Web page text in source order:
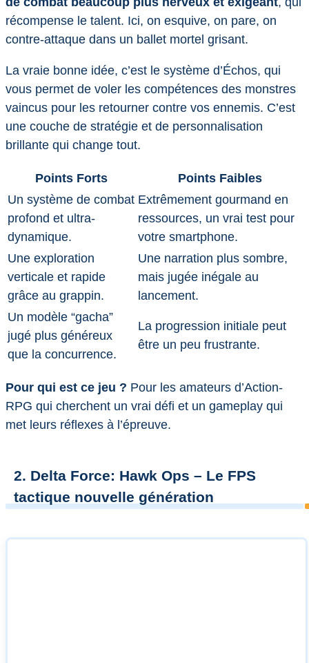
récompense le talent. Ici, on esquive, on pare, on
contre-attaque dans un ballet mortel grisant.
La vraie bonne idée, c’est le système d’Échos, qui
vous permet de voler les compétences des monstres
vaincus pour les retourner contre vos ennemis. C’est
une couche de stratégie et de personnalisation
brillante qui change tout.
Points Forts
Points Faibles
Un système de combat
profond et ultra-
dynamique.
Extrêmement gourmand en
ressources, un vrai test pour
votre smartphone.
Une exploration
verticale et rapide
grâce au grappin.
Une narration plus sombre,
mais jugée inégale au
lancement.
Un modèle “gacha”
jugé plus généreux
que la concurrence.
La progression initiale peut
être un peu frustrante.
Pour qui est ce jeu ? Pour les amateurs d’Action-
RPG qui cherchent un vrai défi et un gameplay qui
met leurs réflexes à l’épreuve.
2. Delta Force: Hawk Ops – Le FPS
tactique nouvelle génération